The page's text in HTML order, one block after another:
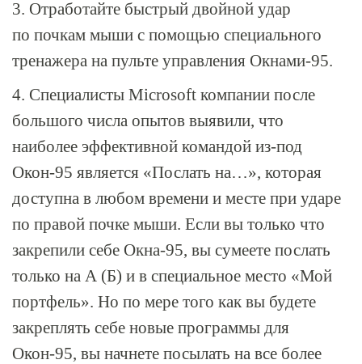
3. Отработайте быстрый двойной удар
по почкам мыши с помощью специального
тренажера на пульте управления Окнами-95.
4. Специалисты Microsoft компании после
большого числа опытов выявили, что
наиболее эффективной командой из-под
Окон-95 является «Послать на…», которая
доступна в любом времени и месте при ударе
по правой почке мыши. Если вы только что
закрепили себе Окна-95, вы сумеете послать
только на А (Б) и в специальное место «Мой
портфель». Но по мере того как вы будете
закреплять себе новые программы для
Окон-95, вы начнете посылать на все более